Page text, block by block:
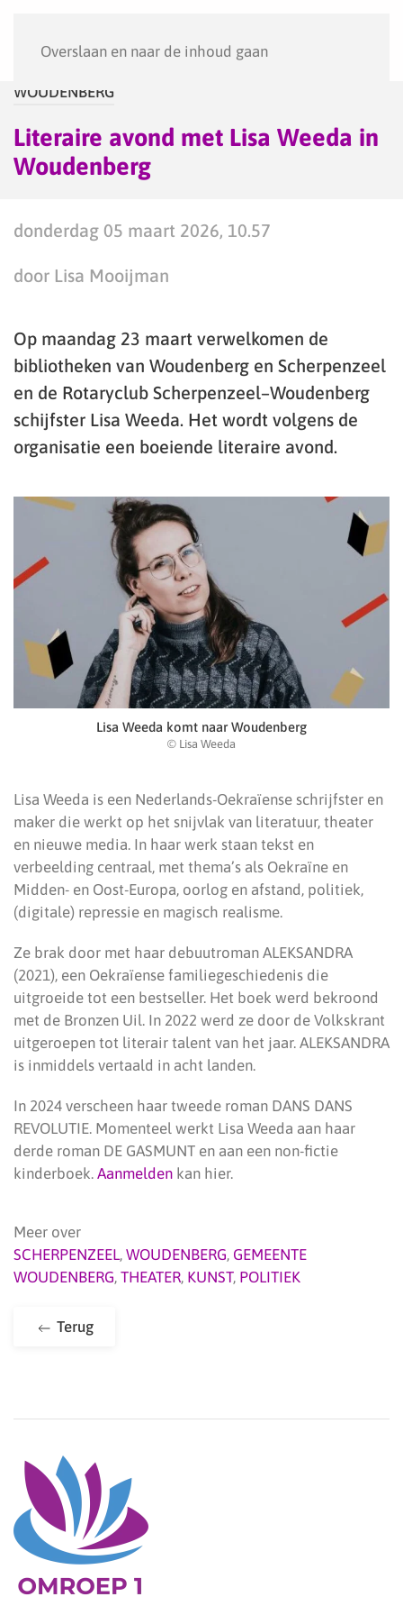
Overslaan en naar de inhoud gaan
WOUDENBERG
Literaire avond met Lisa Weeda in
Woudenberg
donderdag 05 maart 2026, 10.57
door Lisa Mooijman
Op maandag 23 maart verwelkomen de
bibliotheken van Woudenberg en Scherpenzeel
en de Rotaryclub Scherpenzeel–Woudenberg
schijfster Lisa Weeda. Het wordt volgens de
organisatie een boeiende literaire avond.
Lisa Weeda komt naar Woudenberg
© Lisa Weeda
Lisa Weeda is een Nederlands-Oekraïense schrijfster en
maker die werkt op het snijvlak van literatuur, theater
en nieuwe media. In haar werk staan tekst en
verbeelding centraal, met thema’s als Oekraïne en
Midden- en Oost-Europa, oorlog en afstand, politiek,
(digitale) repressie en magisch realisme.
Ze brak door met haar debuutroman ALEKSANDRA
(2021), een Oekraïense familiegeschiedenis die
uitgroeide tot een bestseller. Het boek werd bekroond
met de Bronzen Uil. In 2022 werd ze door de Volkskrant
uitgeroepen tot literair talent van het jaar. ALEKSANDRA
is inmiddels vertaald in acht landen.
In 2024 verscheen haar tweede roman DANS DANS
REVOLUTIE. Momenteel werkt Lisa Weeda aan haar
derde roman DE GASMUNT en aan een non-fictie
kinderboek. Aanmelden kan hier.
Meer over
SCHERPENZEEL, WOUDENBERG, GEMEENTE
WOUDENBERG, THEATER, KUNST, POLITIEK
Terug